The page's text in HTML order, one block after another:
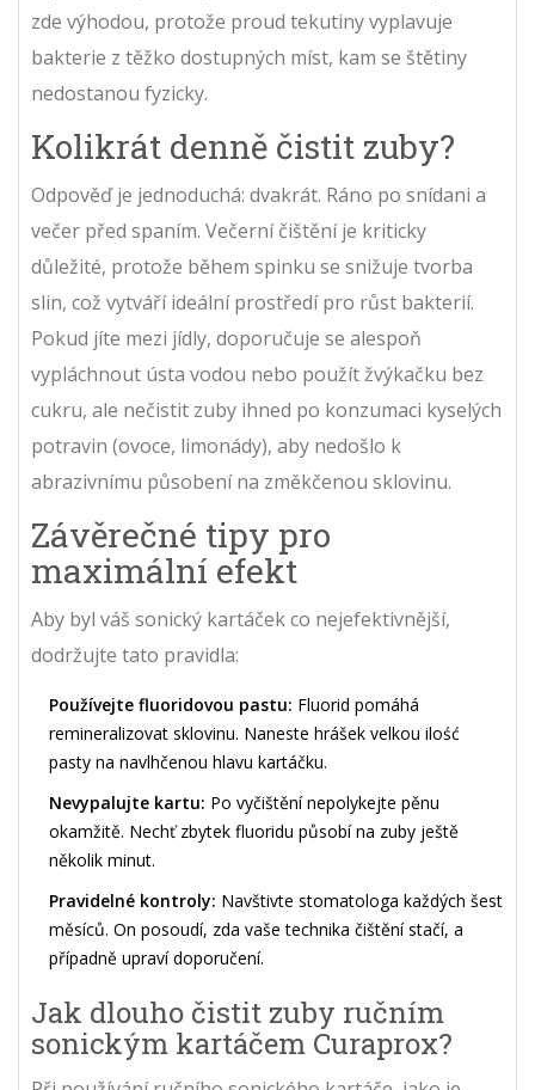
zde výhodou, protože proud tekutiny vyplavuje
bakterie z těžko dostupných míst, kam se štětiny
nedostanou fyzicky.
Kolikrát denně čistit zuby?
Odpověď je jednoduchá: dvakrát. Ráno po snídani a
večer před spaním. Večerní čištění je kriticky
důležité, protože během spinku se snižuje tvorba
slin, což vytváří ideální prostředí pro růst bakterií.
Pokud jíte mezi jídly, doporučuje se alespoň
vypláchnout ústa vodou nebo použít žvýkačku bez
cukru, ale nečistit zuby ihned po konzumaci kyselých
potravin (ovoce, limonády), aby nedošlo k
abrazivnímu působení na změkčenou sklovinu.
Závěrečné tipy pro
maximální efekt
Aby byl váš sonický kartáček co nejefektivnější,
dodržujte tato pravidla:
Používejte fluoridovou pastu: Fluorid pomáhá
remineralizovat sklovinu. Naneste hrášek velkou ilość
pasty na navlhčenou hlavu kartáčku.
Nevypalujte kartu: Po vyčištění nepolykejte pěnu
okamžitě. Nechť zbytek fluoridu působí na zuby ještě
několik minut.
Pravidelné kontroly: Navštivte stomatologa každých šest
měsíců. On posoudí, zda vaše technika čištění stačí, a
případně upraví doporučení.
Jak dlouho čistit zuby ručním
sonickým kartáčem Curaprox?